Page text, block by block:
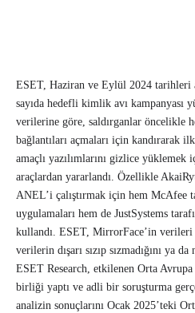
ESET, Haziran ve Eylül 2024 tarihleri
sayıda hedefli kimlik avı kampanyası
verilerine göre, saldırganlar öncelikle
bağlantıları açmaları için kandırarak
amaçlı yazılımlarını gizlice
araçlardan yararlandı. Özellikle
ANEL’i çalıştırmak için hem McAfee
uygulamaları hem de JustSystems
kullandı. ESET, MirrorFace’in verileri
verilerin dışarı sızıp sızmadığını ya
ESET Research, etkilenen Orta
birliği yaptı ve adli bir soruşturma
analizin sonuçlarını Ocak 2025’teki